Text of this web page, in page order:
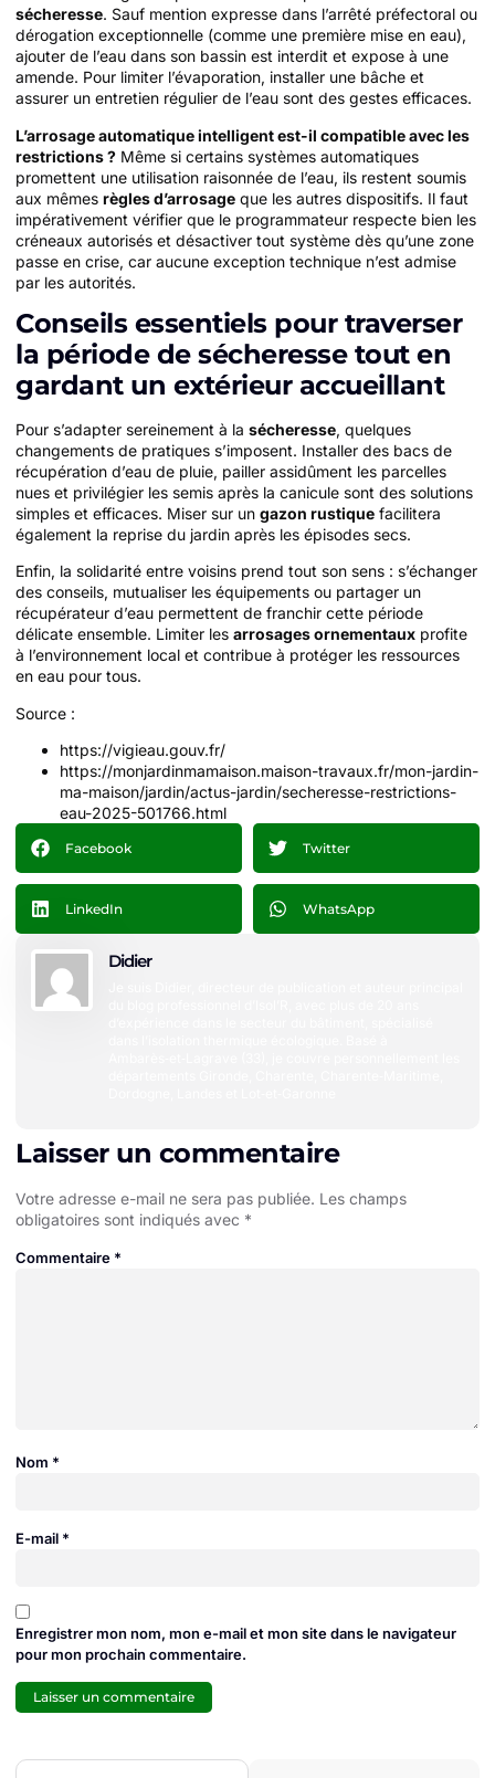
sécheresse. Sauf mention expresse dans l’arrêté préfectoral ou
dérogation exceptionnelle (comme une première mise en eau),
ajouter de l’eau dans son bassin est interdit et expose à une
amende. Pour limiter l’évaporation, installer une bâche et
assurer un entretien régulier de l’eau sont des gestes efficaces.
L’arrosage automatique intelligent est-il compatible avec les
restrictions ? Même si certains systèmes automatiques
promettent une utilisation raisonnée de l’eau, ils restent soumis
aux mêmes règles d’arrosage que les autres dispositifs. Il faut
impérativement vérifier que le programmateur respecte bien les
créneaux autorisés et désactiver tout système dès qu’une zone
passe en crise, car aucune exception technique n’est admise
par les autorités.
Conseils essentiels pour traverser
la période de sécheresse tout en
gardant un extérieur accueillant
Pour s’adapter sereinement à la sécheresse, quelques
changements de pratiques s’imposent. Installer des bacs de
récupération d’eau de pluie, pailler assidûment les parcelles
nues et privilégier les semis après la canicule sont des solutions
simples et efficaces. Miser sur un gazon rustique facilitera
également la reprise du jardin après les épisodes secs.
Enfin, la solidarité entre voisins prend tout son sens : s’échanger
des conseils, mutualiser les équipements ou partager un
récupérateur d’eau permettent de franchir cette période
délicate ensemble. Limiter les arrosages ornementaux profite
à l’environnement local et contribue à protéger les ressources
en eau pour tous.
Source :
https://vigieau.gouv.fr/
https://monjardinmamaison.maison-travaux.fr/mon-jardin-
ma-maison/jardin/actus-jardin/secheresse-restrictions-
eau-2025-501766.html
Facebook Twitter
LinkedIn WhatsApp
Didier
Laisser un commentaire
Votre adresse e-mail ne sera pas publiée. Les champs
obligatoires sont indiqués avec *
Commentaire *
Nom *
E-mail *
Enregistrer mon nom, mon e-mail et mon site dans le navigateur
pour mon prochain commentaire.